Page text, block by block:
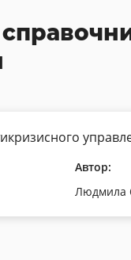
Автор:
Людмила